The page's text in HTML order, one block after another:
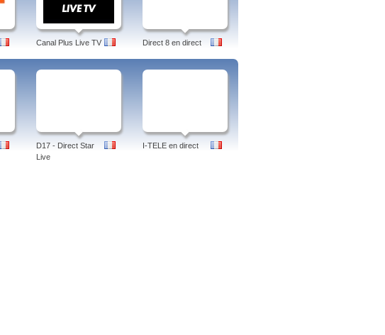
Canal Plus Live TV Direct 8 en direct
D17 - Direct Star
Live
I-TELE en direct